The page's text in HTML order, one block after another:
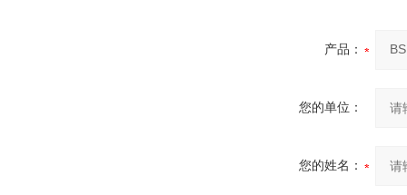
产品：
您的单位：
您的姓名：